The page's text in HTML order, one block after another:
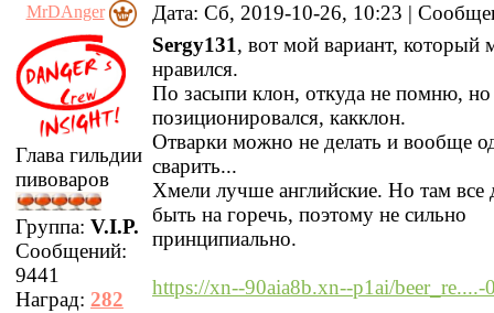
MrDAnger Дата: Сб, 2019-10-26, 10:23 |
Глава гильдии
пивоваров
Группа: V.I.P.
Сообщений:
9441
Наград: 282
Sergy131, вот мой вариант, который
нравился.
По засыпи клон, откуда не помню, но
позиционировался, какклон.
Отварки можно не делать и вообще
сварить...
Хмели лучше английские. Но там все
быть на горечь, поэтому не сильно
принципиально.
https://xn--90aia8b.xn--p1ai/beer_re....-